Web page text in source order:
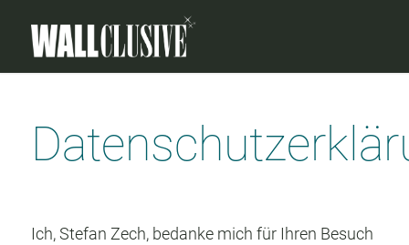
Ich, Stefan Zech, bedanke mich für Ihren Besuch